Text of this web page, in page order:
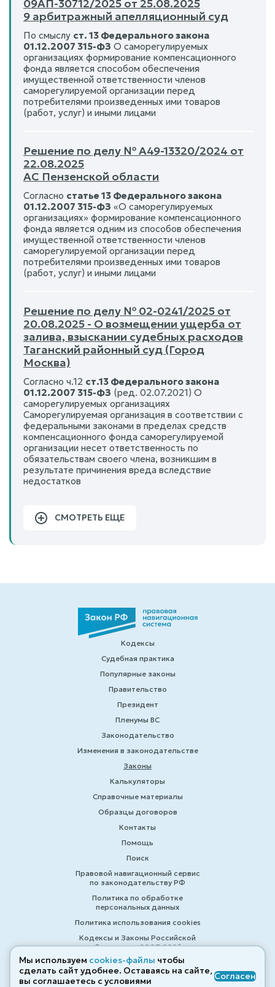
09АП-30712/2025 от 25.08.2025
9 арбитражный апелляционный суд
По смыслу ст. 13 Федерального закона
01.12.2007 315-ФЗ О саморегулируемых
организациях формирование компенсационного
фонда является способом обеспечения
имущественной ответственности членов
саморегулируемой организации перед
потребителями произведенных ими товаров
(работ, услуг) и иными лицами
Решение по делу № А49-13320/2024 от
22.08.2025
АС Пензенской области
Согласно статье 13 Федерального закона
01.12.2007 315-ФЗ «О саморегулируемых
организациях» формирование компенсационного
фонда является одним из способов обеспечения
имущественной ответственности членов
саморегулируемой организации перед
потребителями произведенных ими товаров
(работ, услуг) и иными лицами
Решение по делу № 02-0241/2025 от
20.08.2025 - О возмещении ущерба от
залива, взыскании судебных расходов
Таганский районный суд (Город
Москва)
Согласно ч.12 ст.13 Федерального закона
01.12.2007 315-ФЗ (ред. 02.07.2021) О
саморегулируемых организациях
Саморегулируемая организация в соответствии с
федеральными законами в пределах средств
компенсационного фонда саморегулируемой
организации несет ответственность по
обязательствам своего члена, возникшим в
результате причинения вреда вследствие
недостатков
СМОТРЕТЬ ЕЩЕ
Кодексы
Судебная практика
Популярные законы
Правительство
Президент
Пленумы ВС
Законодательство
Изменения в законодательстве
Законы
Калькуляторы
Справочные материалы
Образцы договоров
Контакты
Помощь
Поиск
Правовой навигационный сервис
по законодательству РФ
Политика по обработке
персональных данных
Политика использования cookies
Кодексы и Законы Российской
Федерации 2007-2026
© ZAKONRF.INFO
Мы используем cookies-файлы чтобы
сделать сайт удобнее. Оставаясь на сайте,
вы соглашаетесь с условиями
Согласен